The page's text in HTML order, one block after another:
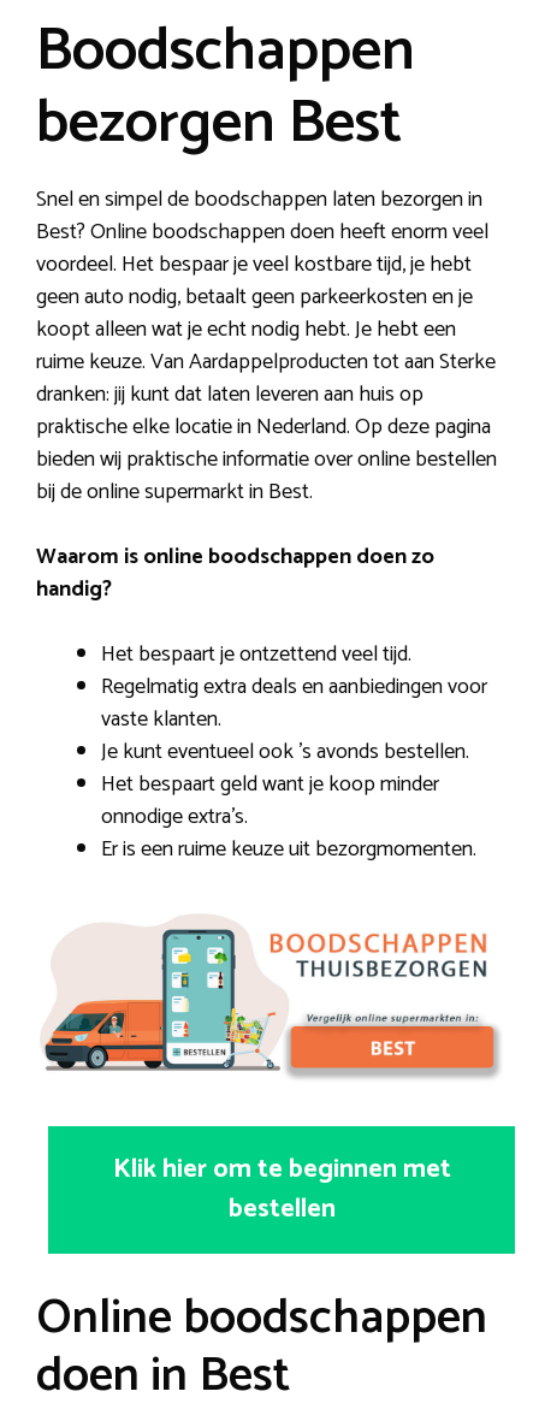
Boodschappen
bezorgen Best
Snel en simpel de boodschappen laten bezorgen in
Best? Online boodschappen doen heeft enorm veel
voordeel. Het bespaar je veel kostbare tijd, je hebt
geen auto nodig, betaalt geen parkeerkosten en je
koopt alleen wat je echt nodig hebt. Je hebt een
ruime keuze. Van Aardappelproducten tot aan Sterke
dranken: jij kunt dat laten leveren aan huis op
praktische elke locatie in Nederland. Op deze pagina
bieden wij praktische informatie over online bestellen
bij de online supermarkt in Best.
Waarom is online boodschappen doen zo
handig?
Het bespaart je ontzettend veel tijd.
Regelmatig extra deals en aanbiedingen voor
vaste klanten.
Je kunt eventueel ook ’s avonds bestellen.
Het bespaart geld want je koop minder
onnodige extra’s.
Er is een ruime keuze uit bezorgmomenten.
Klik hier om te beginnen met
bestellen
Online boodschappen
doen in Best